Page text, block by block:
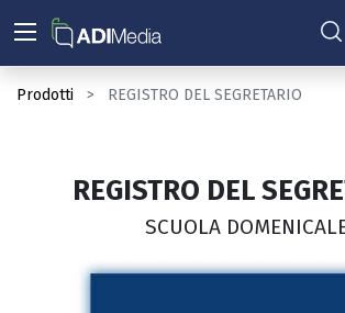
Prodotti REGISTRO DEL SEGRETARIO
REGISTRO DEL
SCUOLA